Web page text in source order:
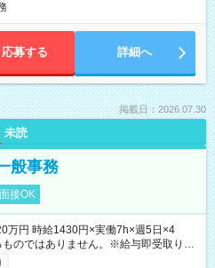
応募する 詳細へ
掲載日：2026.07.30
未読
般事務
接OK
円 時給1430円×実働7h×週5日×4
のではありません。※給与即受取りサ
有）